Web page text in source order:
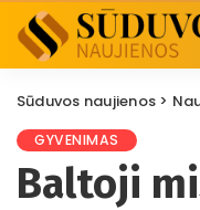
Sūduvos naujienos >
GYVENIMAS
Baltoji